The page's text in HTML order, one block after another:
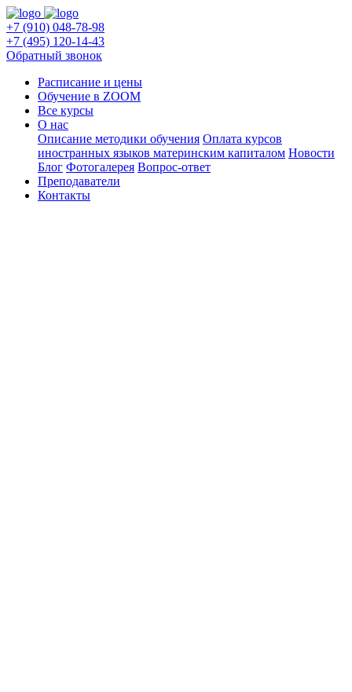
+7 (910) 048-78-98
+7 (495) 120-14-43
Обратный звонок
Расписание и цены
Обучение в ZOOM
Все курсы
О нас
Описание методики обучения Оплата курсов
иностранных языков материнским капиталом Новости
Блог Фотогалерея Вопрос-ответ
Преподаватели
Контакты